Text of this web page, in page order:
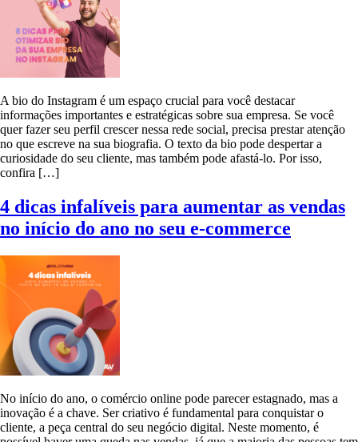
A bio do Instagram é um espaço crucial para você destacar
informações importantes e estratégicas sobre sua empresa. Se você
quer fazer seu perfil crescer nessa rede social, precisa prestar atenção
no que escreve na sua biografia. O texto da bio pode despertar a
curiosidade do seu cliente, mas também pode afastá-lo. Por isso,
confira […]
4 dicas infalíveis para aumentar as vendas
no início do ano no seu e-commerce
No início do ano, o comércio online pode parecer estagnado, mas a
inovação é a chave. Ser criativo é fundamental para conquistar o
cliente, a peça central do seu negócio digital. Neste momento, é